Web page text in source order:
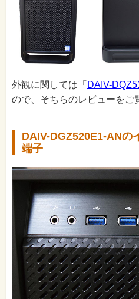
外観に関しては「 DAIV-
ので、そちらのレビューをご
DAIV-DGZ520E1-ANの
端子